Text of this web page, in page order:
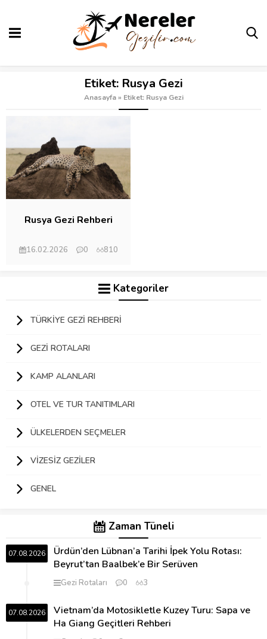
Etiket: Rusya Gezi
Anasayfa » Etiket: Rusya Gezi
Rusya Gezi Rehberi
16.02.2026 0 810
Kategoriler
TÜRKIYE GEZI REHBERI
GEZI ROTALARI
KAMP ALANLARI
OTEL VE TUR TANITIMLARI
ÜLKELERDEN SEÇMELER
VIZESIZ GEZILER
GENEL
Zaman Tüneli
07.08.2026
Ürdün’den Lübnan’a Tarihi İpek Yolu Rotası:
Beyrut’tan Baalbek’e Bir Serüven
Gezi Rotaları 0 3
07.08.2026
Vietnam’da Motosikletle Kuzey Turu: Sapa ve
Ha Giang Geçitleri Rehberi